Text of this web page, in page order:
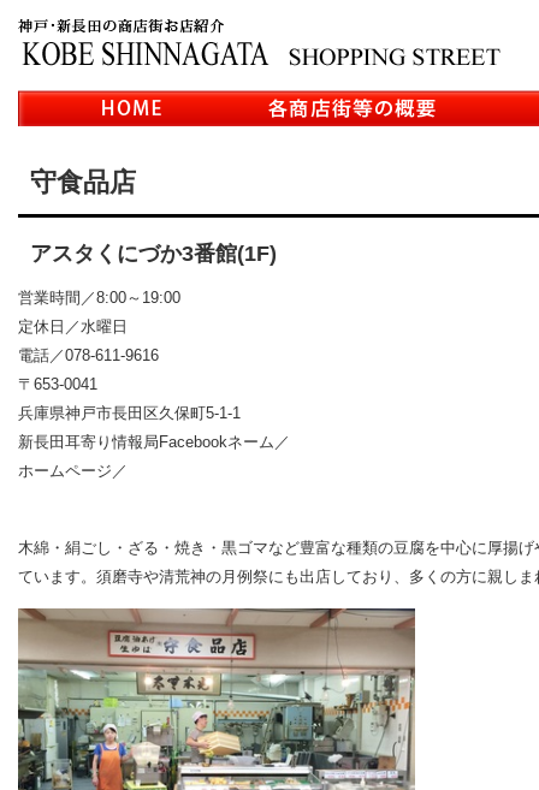
守食品店
アスタくにづか3番館(1F)
営業時間／8:00～19:00
定休日／水曜日
電話／078-611-9616
〒653-0041
兵庫県神戸市長田区久保町5-1-1
新長田耳寄り情報局Facebookネーム／
ホームページ／
木綿・絹ごし・ざる・焼き・黒ゴマなど豊富な種類の豆腐を中心に厚揚
ています。須磨寺や清荒神の月例祭にも出店しており、多くの方に親しま